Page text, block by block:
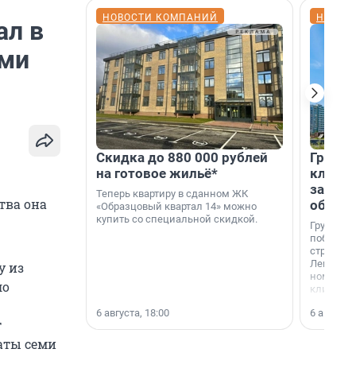
в
она
из
семи
НОВОСТИ КОМПАНИЙ
Скидка до 880 000 рублей
на готовое жильё*
Теперь квартиру в сданном ЖК
«Образцовый квартал 14» можно
купить со специальной скидкой.
6 августа, 18:00
Группа
области».
6